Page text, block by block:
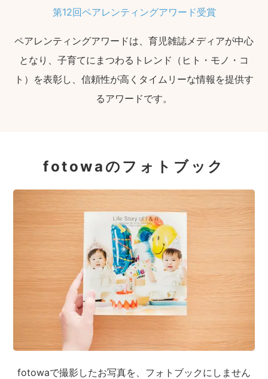
第12回ペアレンティングアワード受賞
ペアレンティングアワードは、育児雑誌メディアが中心
となり、子育てにまつわるトレンド（ヒト・モノ・コ
ト）を表彰し、信頼性が高くタイムリーな情報を提供す
るアワードです。
fotowaのフォトブック
fotowaで撮影したお写真を、フォトブックにしません